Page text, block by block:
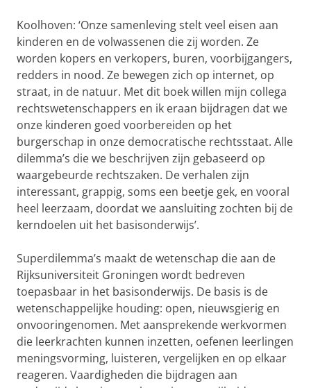
Koolhoven: ‘Onze samenleving stelt veel eisen aan
kinderen en de volwassenen die zij worden. Ze
worden kopers en verkopers, buren, voorbijgangers,
redders in nood. Ze bewegen zich op internet, op
straat, in de natuur. Met dit boek willen mijn collega
rechtswetenschappers en ik eraan bijdragen dat we
onze kinderen goed voorbereiden op het
burgerschap in onze democratische rechtsstaat. Alle
dilemma’s die we beschrijven zijn gebaseerd op
waargebeurde rechtszaken. De verhalen zijn
interessant, grappig, soms een beetje gek, en vooral
heel leerzaam, doordat we aansluiting zochten bij de
kerndoelen uit het basisonderwijs’.
Superdilemma’s maakt de wetenschap die aan de
Rijksuniversiteit Groningen wordt bedreven
toepasbaar in het basisonderwijs. De basis is de
wetenschappelijke houding: open, nieuwsgierig en
onvooringenomen. Met aansprekende werkvormen
die leerkrachten kunnen inzetten, oefenen leerlingen
meningsvorming, luisteren, vergelijken en op elkaar
reageren. Vaardigheden die bijdragen aan